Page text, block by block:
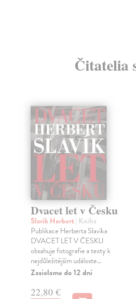
Čitatelia
Dvacet let v Česku
Slavík Herbert| Kniha
Publikace Herberta Slavíka
DVACET LET V ČESKU
obsahuje fotografie a texty k
nejdůležitějším událoste...
Zasielame do 12 dní
22,80 €